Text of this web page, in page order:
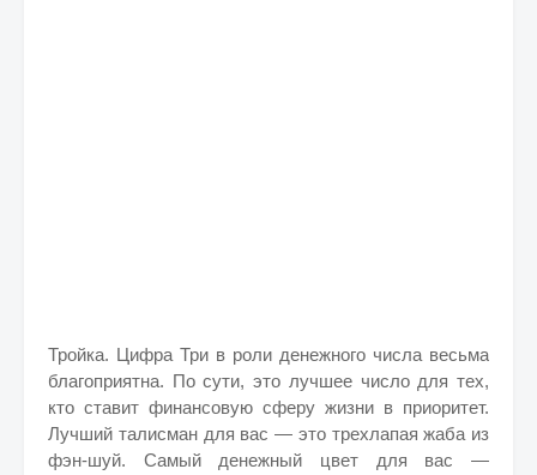
Тройка. Цифра Три в роли денежного числа весьма
благоприятна. По сути, это лучшее число для тех,
кто ставит финансовую сферу жизни в приоритет.
Лучший талисман для вас — это трехлапая жаба из
фэн-шуй. Самый денежный цвет для вас —